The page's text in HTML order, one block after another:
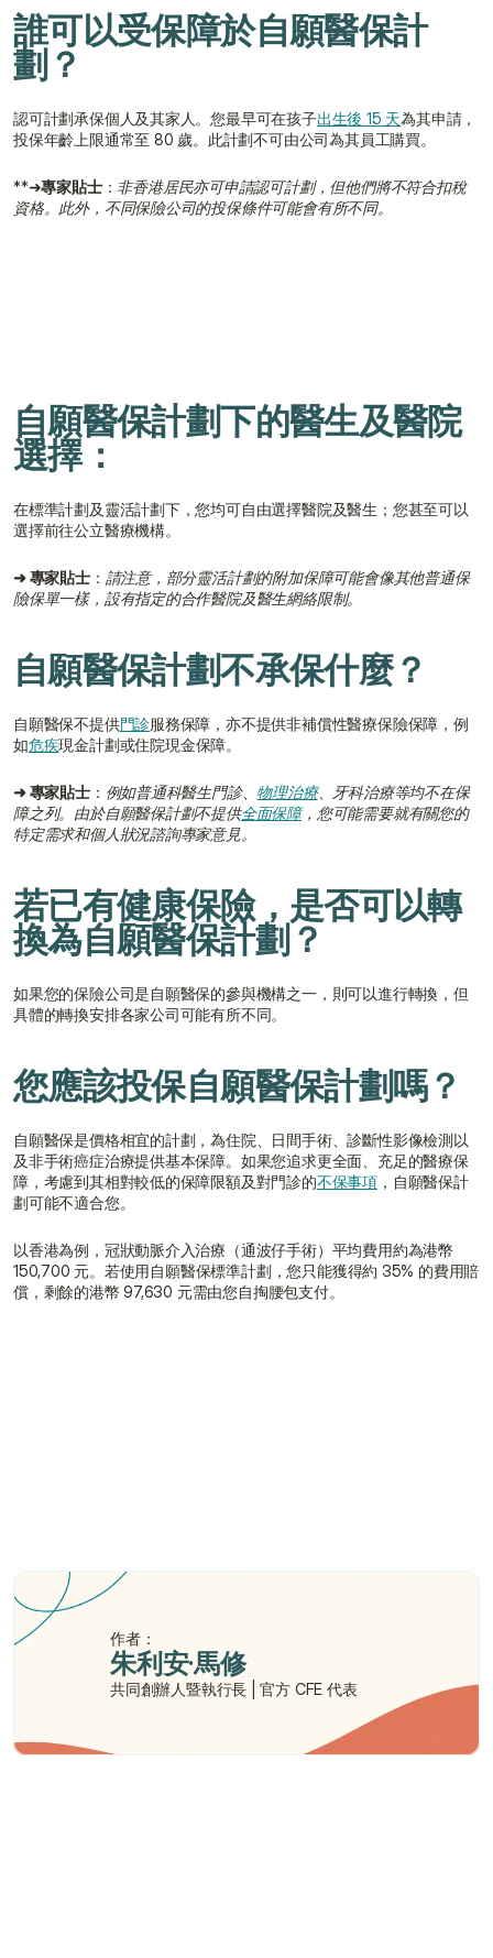
誰可以受保障於自願醫保計
劃？
認可計劃承保個人及其家人。您最早可在孩子出生後 15 天為其申請，
投保年齡上限通常至 80 歲。此計劃不可由公司為其員工購買。
**➜專家貼士：非香港居民亦可申請認可計劃，但他們將不符合扣稅
資格。此外，不同保險公司的投保條件可能會有所不同。
自願醫保計劃下的醫生及醫院
選擇：
在標準計劃及靈活計劃下，您均可自由選擇醫院及醫生；您甚至可以
選擇前往公立醫療機構。
➜ 專家貼士： 請注意，部分靈活計劃的附加保障可能會像其他普通保
險保單一樣，設有指定的合作醫院及醫生網絡限制。
自願醫保計劃不承保什麼？
自願醫保不提供門診服務保障，亦不提供非補償性醫療保險保障，例
如危疾現金計劃或住院現金保障。
➜ 專家貼士： 例如普通科醫生門診、 物理治療、牙科治療等均不在保
障之列。由於自願醫保計劃不提供全面保障，您可能需要就有關您的
特定需求和個人狀況諮詢專家意見。
若已有健康保險，是否可以轉
換為自願醫保計劃？
如果您的保險公司是自願醫保的參與機構之一，則可以進行轉換，但
具體的轉換安排各家公司可能有所不同。
您應該投保自願醫保計劃嗎？
自願醫保是價格相宜的計劃，為住院、日間手術、診斷性影像檢測以
及非手術癌症治療提供基本保障。如果您追求更全面、充足的醫療保
障，考慮到其相對較低的保障限額及對門診的不保事項，自願醫保計
劃可能不適合您。
以香港為例，冠狀動脈介入治療（通波仔手術）平均費用約為港幣
150,700 元。若使用自願醫保標準計劃，您只能獲得約 35% 的費用賠
償，剩餘的港幣 97,630 元需由您自掏腰包支付。
我可以使用海外醫療服務嗎？
作者：
朱利安·馬修
共同創辦人暨執行長 | 官方 CFE 代表